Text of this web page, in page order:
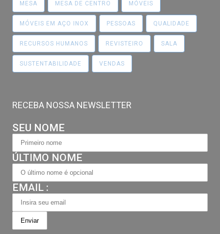
MESA MESA DE CENTRO MÓVEIS
MÓVEIS EM AÇO INOX PESSOAS QUALIDADE
RECURSOS HUMANOS REVISTEIRO SALA
SUSTENTABILIDADE VENDAS
RECEBA NOSSA NEWSLETTER
SEU NOME
ÚLTIMO NOME
EMAIL :